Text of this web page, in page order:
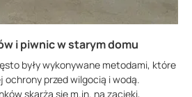
i piwnic w starym domu
były wykonywane metodami, które
ochrony przed wilgocią i wodą.
skarżą się m.in. na zacieki,